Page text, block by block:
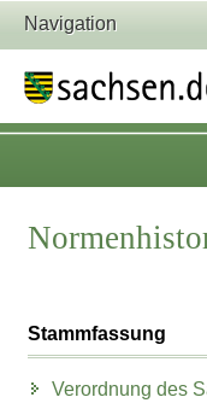
Navigation
Stammfassung
Verordnung des